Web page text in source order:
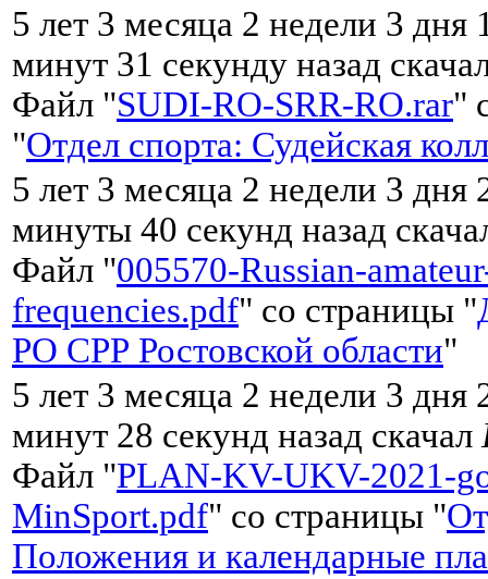
5 лет 3 месяца 2 недели 3 дня
минут 31 секунду назад
Файл "SUDI-RO-SRR-RO.rar"
"Отдел спорта: Судейская
5 лет 3 месяца 2 недели 3 дня
минуты 40 секунд назад
Файл "005570-Russian-
frequencies.pdf" со страницы "
РО СРР Ростовской области"
5 лет 3 месяца 2 недели 3 дня
минут 28 секунд назад скачал
Файл "PLAN-KV-UKV-2021-
MinSport.pdf" со страницы "
Положения и календарные